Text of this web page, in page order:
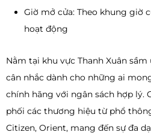
Giờ mở cửa: Theo khung giờ
hoạt động
Nằm tại khu vực Thanh Xuân
cân nhắc dành cho những ai
chính hãng với ngân sách hợp lý.
phối các thương hiệu từ phổ
Citizen, Orient, mang đến sự đa